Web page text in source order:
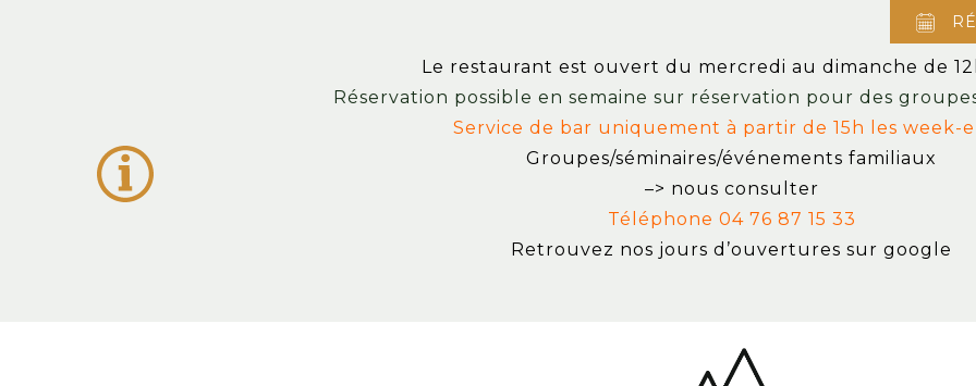
Le restaurant est ouvert du mercredi au dimanche de
Réservation possible en semaine sur réservation pour des
Service de bar uniquement à partir de 15h les week-
Groupes/séminaires/événements familiaux
–> nous consulter
Téléphone 04 76 87 15 33
Retrouvez nos jours d’ouvertures sur google